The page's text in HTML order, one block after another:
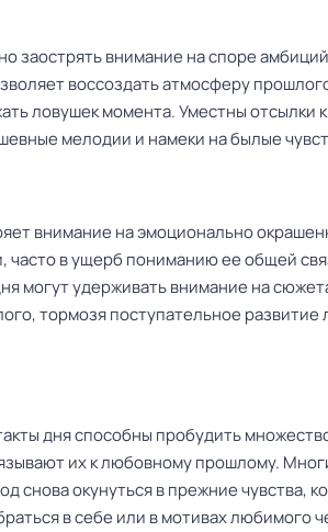
заострять внимание на споре
воссоздать атмосферу
ловушек момента. Уместны отсылки к
мелодии и намеки на былые
внимание на эмоционально
часто в ущерб пониманию ее общей
могут удерживать внимание на
тормозя поступательное развитие
дня способны пробудить
их к любовному прошлому.
снова окунуться в прежние чувства,
в себе или в мотивах любимого